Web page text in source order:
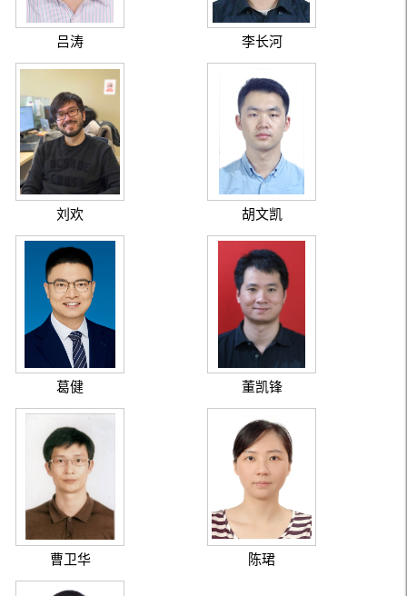
吕涛 李长河
刘欢 胡文凯
葛健 董凯锋
曹卫华 陈珺